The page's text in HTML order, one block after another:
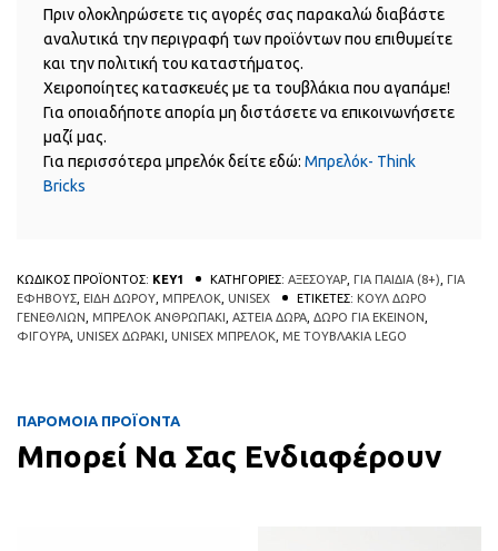
Πριν ολοκληρώσετε τις αγορές σας παρακαλώ διαβάστε
αναλυτικά την περιγραφή των προϊόντων που επιθυμείτε
και την πολιτική του καταστήματος.
Χειροποίητες κατασκευές με τα τουβλάκια που αγαπάμε!
Για οποιαδήποτε απορία μη διστάσετε να επικοινωνήσετε
μαζί μας.
Για περισσότερα μπρελόκ δείτε εδώ: Μπρελόκ- Think
Bricks
ΚΩΔΙΚΟΣ ΠΡΟΪΟΝΤΟΣ: KEY1 ΚΑΤΗΓΟΡΙΕΣ: ΑΞΕΣΟΥΑΡ ΓΙΑ ΠΑΙΔΙΑ (8+)
ΓΙΑ
ΕΦΗΒΟΥΣ
ΕΙΔΗ ΔΩΡΟΥ ΜΠΡΕΛΟΚ UNISEX ΕΤΙΚΕΤΕΣ: ΚΟΥΛ ΔΩΡΟ
ΓΕΝΕΘΛΙΩΝ
ΜΠΡΕΛΟΚ ΑΝΘΡΩΠΑΚΙ ΑΣΤΕΙΑ ΔΩΡΑ ΔΩΡΟ ΓΙΑ ΕΚΕΙΝΟΝ
ΦΙΓΟΥΡΑ UNISEX ΔΩΡΑΚΙ UNISEX ΜΠΡΕΛΟΚ ΜΕ ΤΟΥΒΛΑΚΙΑ LEGO
ΠΑΡΟΜΟΙΑ ΠΡΟΪΟΝΤΑ
Μπορεί Να Σας Ενδιαφέρουν
Αυτό το προϊόν έχει πολλαπλές